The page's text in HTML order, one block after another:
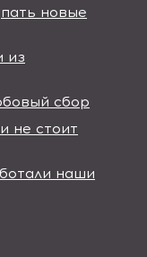
новые
из
сбор
не стоит
наши